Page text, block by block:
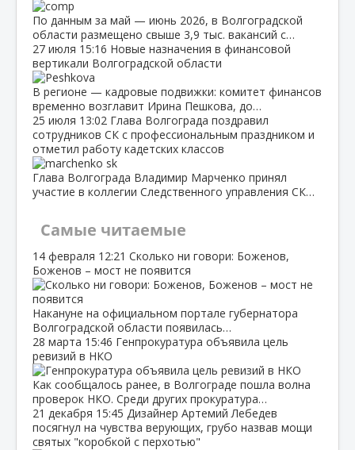
По данным за май — июнь 2026, в Волгоградской
области размещено свыше 3,9 тыс. вакансий с…
27 июля 15:16 Новые назначения в финансовой
вертикали Волгоградской области
В регионе — кадровые подвижки: комитет финансов
временно возглавит Ирина Пешкова, до…
25 июля 13:02 Глава Волгограда поздравил
сотрудников СК с профессиональным праздником и
отметил работу кадетских классов
Глава Волгограда Владимир Марченко принял
участие в коллегии Следственного управления СК…
Самые читаемые
14 февраля 12:21 Сколько ни говори: Боженов,
Боженов – мост не появится
Накануне на официальном портале губернатора
Волгоградской области появилась…
28 марта 15:46 Генпрокуратура объявила цель
ревизий в НКО
Как сообщалось ранее, в Волгограде пошла волна
проверок НКО. Среди других прокуратура…
21 декабря 15:45 Дизайнер Артемий Лебедев
посягнул на чувства верующих, грубо назвав мощи
святых "коробкой с перхотью"